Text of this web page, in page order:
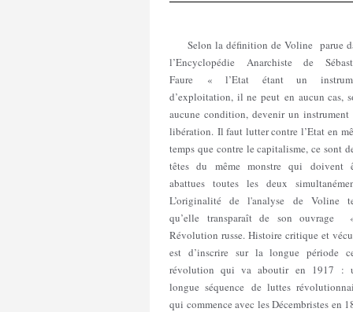
Selon la définition de Voline parue
l’Encyclopédie Anarchiste de
Faure « l’Etat étant un
d’exploitation, il ne peut en aucun cas,
aucune condition, devenir un
libération. Il faut lutter contre l’Etat en
temps que contre le capitalisme, ce sont
têtes du même monstre qui doivent
abattues toutes les deux
L’originalité de l'analyse de Voline
qu’elle transparaît de son ouvrage
Révolution russe. Histoire critique et
est d’inscrire sur la longue période
révolution qui va aboutir en 1917 :
longue séquence de luttes
qui commence avec les Décembristes en